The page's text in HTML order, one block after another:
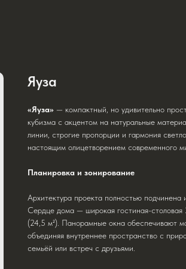
Яуза
«Яуза» — компактный, но удивительно
кубизма с акцентом на натуральные
линии, строгие пропорции и гармония
настоящим олицетворением современного
Планировка и зонирование
Архитектура проекта полностью подчинена
Сердце дома — широкая гостиная-
(24,5 м²). Панорамные окна обеспечивают
объединяя внутреннее пространство с
семьёй или встреч с друзьями.